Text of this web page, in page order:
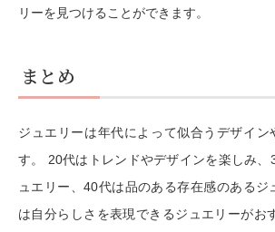
リーを見つけることができます。
まとめ
ジュエリーは年代によって似合うデザイン
す。 20代はトレンドやデザインを楽しみ、
ュエリー、40代は品のある存在感のあるジ
は自分らしさを表現できるジュエリーがお